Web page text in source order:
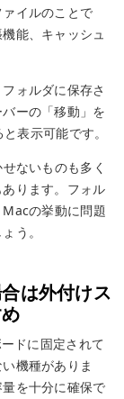
イルのことで
能、キャッシュ
ォルダに保存さ
ーの「移動」を
表示可能です。
ないものも多く
ります。フォル
の挙動に問題
う。
は外付けス
ドに固定されて
機種がありま
を十分に確保で